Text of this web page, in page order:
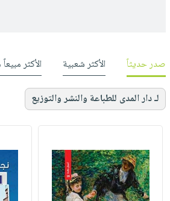
صدر حديثاً الأكثر شعبية الأكثر
لـ دار المدى للطباعة والنشر والتوزيع